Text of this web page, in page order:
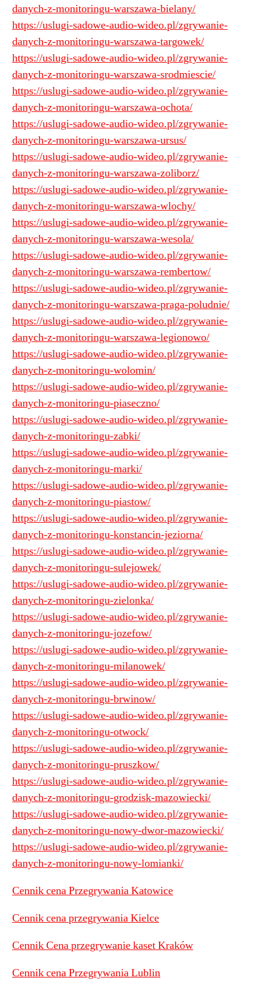
danych-z-monitoringu-warszawa-bielany/
https://uslugi-sadowe-audio-wideo.pl/zgrywanie-
danych-z-monitoringu-warszawa-targowek/
https://uslugi-sadowe-audio-wideo.pl/zgrywanie-
danych-z-monitoringu-warszawa-srodmiescie/
https://uslugi-sadowe-audio-wideo.pl/zgrywanie-
danych-z-monitoringu-warszawa-ochota/
https://uslugi-sadowe-audio-wideo.pl/zgrywanie-
danych-z-monitoringu-warszawa-ursus/
https://uslugi-sadowe-audio-wideo.pl/zgrywanie-
danych-z-monitoringu-warszawa-zoliborz/
https://uslugi-sadowe-audio-wideo.pl/zgrywanie-
danych-z-monitoringu-warszawa-wlochy/
https://uslugi-sadowe-audio-wideo.pl/zgrywanie-
danych-z-monitoringu-warszawa-wesola/
https://uslugi-sadowe-audio-wideo.pl/zgrywanie-
danych-z-monitoringu-warszawa-rembertow/
https://uslugi-sadowe-audio-wideo.pl/zgrywanie-
danych-z-monitoringu-warszawa-praga-poludnie/
https://uslugi-sadowe-audio-wideo.pl/zgrywanie-
danych-z-monitoringu-warszawa-legionowo/
https://uslugi-sadowe-audio-wideo.pl/zgrywanie-
danych-z-monitoringu-wolomin/
https://uslugi-sadowe-audio-wideo.pl/zgrywanie-
danych-z-monitoringu-piaseczno/
https://uslugi-sadowe-audio-wideo.pl/zgrywanie-
danych-z-monitoringu-zabki/
https://uslugi-sadowe-audio-wideo.pl/zgrywanie-
danych-z-monitoringu-marki/
https://uslugi-sadowe-audio-wideo.pl/zgrywanie-
danych-z-monitoringu-piastow/
https://uslugi-sadowe-audio-wideo.pl/zgrywanie-
danych-z-monitoringu-konstancin-jeziorna/
https://uslugi-sadowe-audio-wideo.pl/zgrywanie-
danych-z-monitoringu-sulejowek/
https://uslugi-sadowe-audio-wideo.pl/zgrywanie-
danych-z-monitoringu-zielonka/
https://uslugi-sadowe-audio-wideo.pl/zgrywanie-
danych-z-monitoringu-jozefow/
https://uslugi-sadowe-audio-wideo.pl/zgrywanie-
danych-z-monitoringu-milanowek/
https://uslugi-sadowe-audio-wideo.pl/zgrywanie-
danych-z-monitoringu-brwinow/
https://uslugi-sadowe-audio-wideo.pl/zgrywanie-
danych-z-monitoringu-otwock/
https://uslugi-sadowe-audio-wideo.pl/zgrywanie-
danych-z-monitoringu-pruszkow/
https://uslugi-sadowe-audio-wideo.pl/zgrywanie-
danych-z-monitoringu-grodzisk-mazowiecki/
https://uslugi-sadowe-audio-wideo.pl/zgrywanie-
danych-z-monitoringu-nowy-dwor-mazowiecki/
https://uslugi-sadowe-audio-wideo.pl/zgrywanie-
danych-z-monitoringu-nowy-lomianki/
Cennik cena Przegrywania Katowice
Cennik cena przegrywania Kielce
Cennik Cena przegrywanie kaset Kraków
Cennik cena Przegrywania Lublin